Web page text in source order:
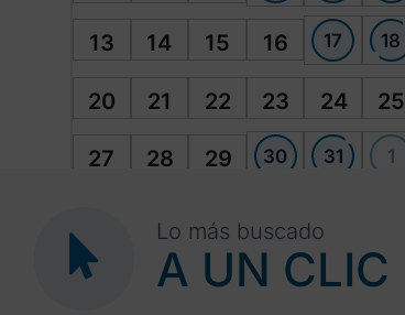
13 14 15 16 17 18
20 21 22 23 24 25
27 28 29 30 31 1
Lo más buscado
A UN CLIC